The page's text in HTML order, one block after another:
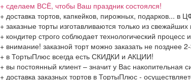
+ сделаем ВСЁ, чтобы Ваш праздник состоялся!
+ доставка тортов, капкейков, пирожных,
+ заказные торты изготавливаются только из
+ кондитер строго соблюдает технологический процесс
+ внимание! заказной торт можно заказать не позднее
+ в ТортыПлюс всегда есть СКИДКИ и АКЦИИ!
+ вы постоянный клиент – значит у Вас накопительная
+ доставка заказных тортов в ТортыПлюс -